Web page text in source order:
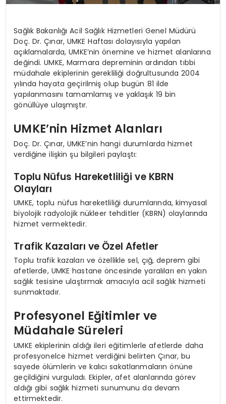
Sağlık Bakanlığı Acil Sağlık Hizmetleri Genel Müdürü
Doç. Dr. Çınar, UMKE Haftası dolayısıyla yapılan
açıklamalarda, UMKE’nin önemine ve hizmet alanlarına
değindi. UMKE, Marmara depreminin ardından tıbbi
müdahale ekiplerinin gerekliliği doğrultusunda 2004
yılında hayata geçirilmiş olup bugün 81 ilde
yapılanmasını tamamlamış ve yaklaşık 19 bin
gönüllüye ulaşmıştır.
UMKE’nin Hizmet Alanları
Doç. Dr. Çınar, UMKE’nin hangi durumlarda hizmet
verdiğine ilişkin şu bilgileri paylaştı:
Toplu Nüfus Hareketliliği ve KBRN
Olayları
UMKE, toplu nüfus hareketliliği durumlarında, kimyasal
biyolojik radyolojik nükleer tehditler (KBRN) olaylarında
hizmet vermektedir.
Trafik Kazaları ve Özel Afetler
Toplu trafik kazaları ve özellikle sel, çığ, deprem gibi
afetlerde, UMKE hastane öncesinde yaralıları en yakın
sağlık tesisine ulaştırmak amacıyla acil sağlık hizmeti
sunmaktadır.
Profesyonel Eğitimler ve
Müdahale Süreleri
UMKE ekiplerinin aldığı ileri eğitimlerle afetlerde daha
profesyonelce hizmet verdiğini belirten Çınar, bu
sayede ölümlerin ve kalıcı sakatlanmaların önüne
geçildiğini vurguladı. Ekipler, afet alanlarında görev
aldığı gibi sağlık hizmeti sunumunu da devam
ettirmektedir.